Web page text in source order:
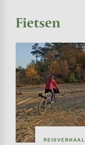
Fietsen
Image
REISVERHAAL